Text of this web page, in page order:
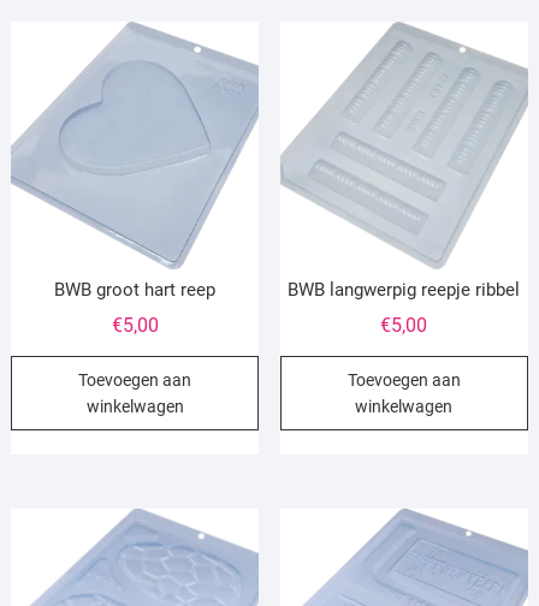
BWB groot hart reep
€5,00
Toevoegen aan
winkelwagen
BWB langwerpig reepje ribbel
€5,00
Toevoegen aan
winkelwagen